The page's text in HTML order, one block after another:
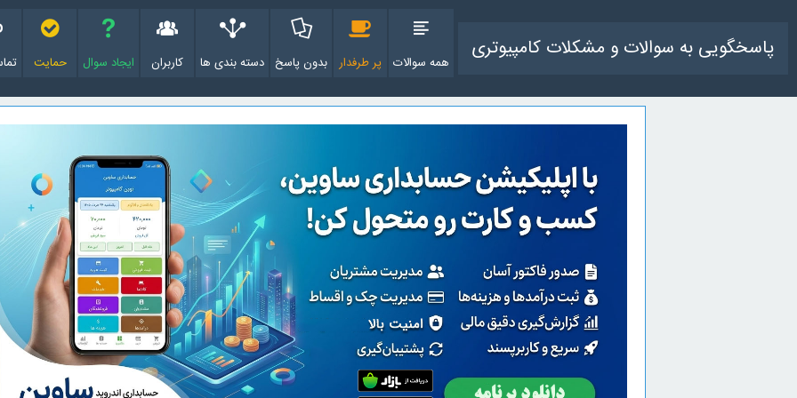
پاسخگویی به سوالات و مشکلات کامپیوتری همه سوالات پر طرفدار بدون پاسخ دسته بندی ها کاربران ایجاد سوال حمایت